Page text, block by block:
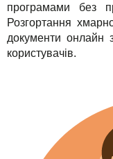
програмами без
Розгортання
документи онлайн
користувачів.